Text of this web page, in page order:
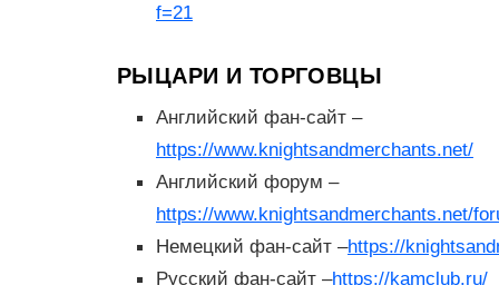
f=21
РЫЦАРИ И ТОРГОВЦЫ
Английский фан-сайт –
https://www.knightsandmerchants.net/
Английский форум –
https://www.knightsandmerchants.net/
Немецкий фан-сайт –https://
Русский фан-сайт –https://kamclub.ru/